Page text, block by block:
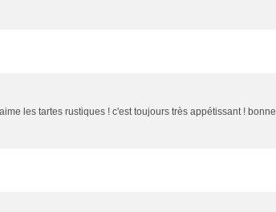
les tartes rustiques ! c'est toujours très appétissant ! bonne